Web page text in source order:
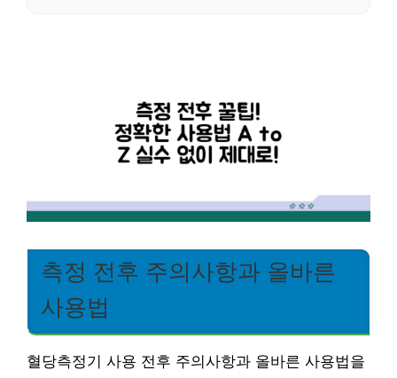
측정 전후 주의사항과 올바른
사용법
혈당측정기 사용 전후 주의사항과 올바른 사용법을